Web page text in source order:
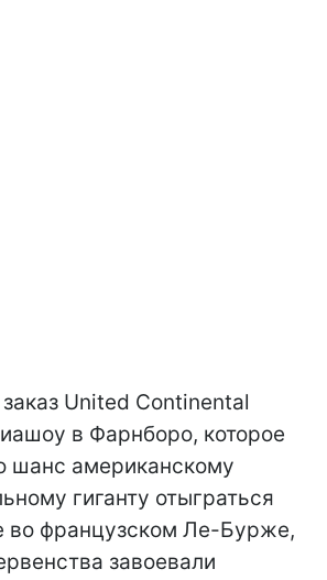
United Continental
в Фарнборо, которое
шанс американскому
гиганту отыграться
во французском Ле-Бурже,
завоевали